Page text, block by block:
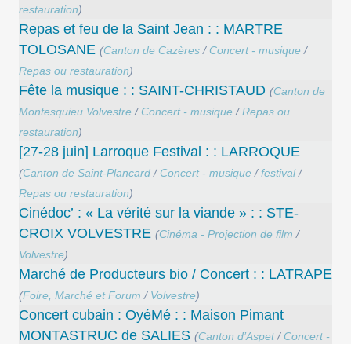
restauration)
Repas et feu de la Saint Jean : : MARTRE
TOLOSANE (Canton de Cazères / Concert - musique /
Repas ou restauration)
Fête la musique : : SAINT-CHRISTAUD (Canton de
Montesquieu Volvestre / Concert - musique /Repas ou
restauration)
[27-28 juin] Larroque Festival : : LARROQUE
(Canton de Saint-Plancard / Concert - musique /festival/
Repas ou restauration)
Cinédoc’ : « La vérité sur la viande » : : STE-
CROIX VOLVESTRE (Cinéma - Projection de film /
Volvestre)
Marché de Producteurs bio / Concert : : LATRAPE
(Foire, Marché et Forum / Volvestre)
Concert cubain : OyéMé : : Maison Pimant
MONTASTRUC de SALIES (Canton d’Aspet/ Concert -